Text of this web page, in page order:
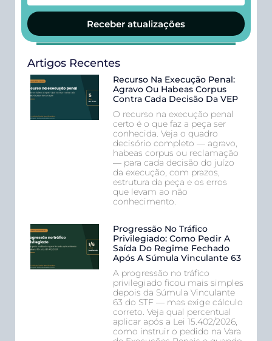
Receber atualizações
Artigos Recentes
Recurso Na Execução Penal:
Agravo Ou Habeas Corpus
Contra Cada Decisão Da VEP
O recurso na execução penal
certo é o que faz a peça ser
conhecida. Veja o quadro
decisório completo — agravo,
habeas corpus ou reclamação
— para cada decisão do juízo
da execução, com prazos,
estrutura da peça e os erros
que levam ao não
conhecimento.
Progressão No Tráfico
Privilegiado: Como Pedir A
Saída Do Regime Fechado
Após A Súmula Vinculante 63
A progressão no tráfico
privilegiado ficou mais simples
depois da Súmula Vinculante
63 do STF — mas exige cálculo
correto. Veja qual percentual
aplicar após a Lei 15.402/2026,
como instruir o pedido na Vara